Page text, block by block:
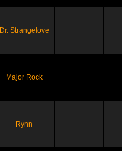
Dr. Strangelove
Major Rock
Rynn